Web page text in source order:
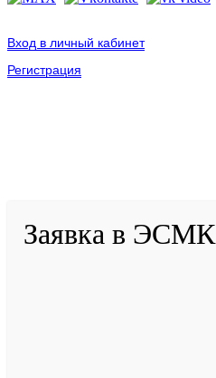
Вход в личный кабинет
Регистрация
Заявка в ЭСМК